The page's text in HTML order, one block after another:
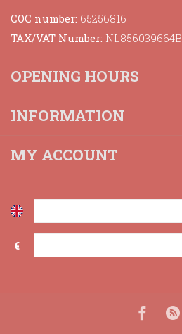
COC number: 65256816
TAX/VAT Number:
OPENING HOURS
INFORMATION
MY ACCOUNT
€